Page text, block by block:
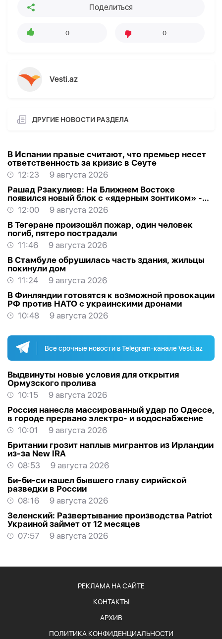
Поделиться
0 0
Vesti.az
ДРУГИЕ НОВОСТИ РАЗДЕЛА
В Испании правые считают, что премьер несет
ответственность за кризис в Сеуте
12:23
9 августа 2026
Рашад Рзакулиев: На Ближнем Востоке
появился новый блок с «ядерным зонтиком» -
МНЕНИЕ ЭКСПЕРТА
12:00
9 августа 2026
В Тегеране произошёл пожар, один человек
погиб, пятеро пострадали
11:46
9 августа 2026
В Стамбуле обрушилась часть здания, жильцы
покинули дом
11:24
9 августа 2026
В Финляндии готовятся к возможной провокации
РФ против НАТО с украинскими дронами
10:48
9 августа 2026
Все срочные новости в Telegram-канале Vesti.az
Выдвинуты новые условия для открытия
Ормузского пролива
10:15
9 августа 2026
Россия нанесла массированный удар по Одессе,
в городе прервано электро- и водоснабжение
10:01
9 августа 2026
Британии грозит наплыв мигрантов из Ирландии
из-за New IRA
08:53
9 августа 2026
Би-би-си нашел бывшего главу сирийской
разведки в России
08:16
9 августа 2026
Зеленский: Развертывание производства Patriot
Украиной займет от 12 месяцев
07:57
9 августа 2026
РЕКЛАМА НА САЙТЕ
КОНТАКТЫ
АРХИВ
ПОЛИТИКА КОНФИДЕНЦИАЛЬНОСТИ